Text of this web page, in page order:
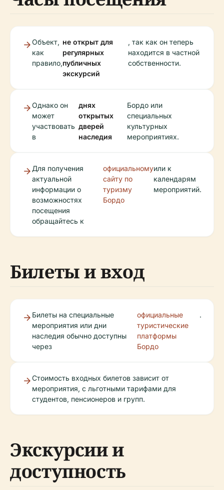
Объект,
как
правило,
не открыт для
регулярных
публичных
экскурсий
, так как он теперь
находится в частной
собственности.
Однако он
может
участвовать
в
днях
открытых
дверей
наследия
Бордо или
специальных
культурных
мероприятиях.
Для получения
актуальной
информации о
возможностях
посещения
обращайтесь к
официальному
сайту по
туризму
Бордо
или к
календарям
мероприятий.
Билеты и вход
Билеты на специальные
мероприятия или дни
наследия обычно доступны
через
официальные
туристические
платформы
Бордо
.
Стоимость входных билетов зависит от
мероприятия, с льготными тарифами для
студентов, пенсионеров и групп.
Экскурсии и
доступность